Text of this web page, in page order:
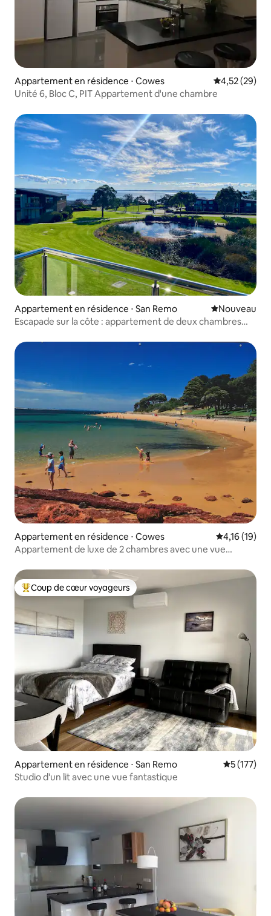
Appartement en résidence ⋅ Cowes Évaluation
4,52 (29)
Unité 6, Bloc C, PIT Appartement d'une chambre
Appartement en résidence ⋅ San Remo Nouvel
Nouveau
Escapade sur la côte : appartement de deux chambres
Appartement en résidence ⋅ Cowes Évaluation
4,16 (19)
Appartement de luxe de 2 chambres avec une vue
Coups de cœur voyageurs les plus appréciés
Coup de cœur voyageurs
Appartement en résidence ⋅ San Remo Évaluation
5 (177)
Studio d'un lit avec une vue fantastique